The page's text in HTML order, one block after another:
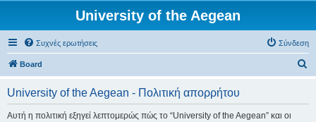
University of the Aegean
Συχνές ερωτήσεις Σύνδεση
Board
University of the Aegean - Πολιτική απορρήτου
Αυτή η πολιτική εξηγεί λεπτομερώς πώς το “University of the Aegean” και οι